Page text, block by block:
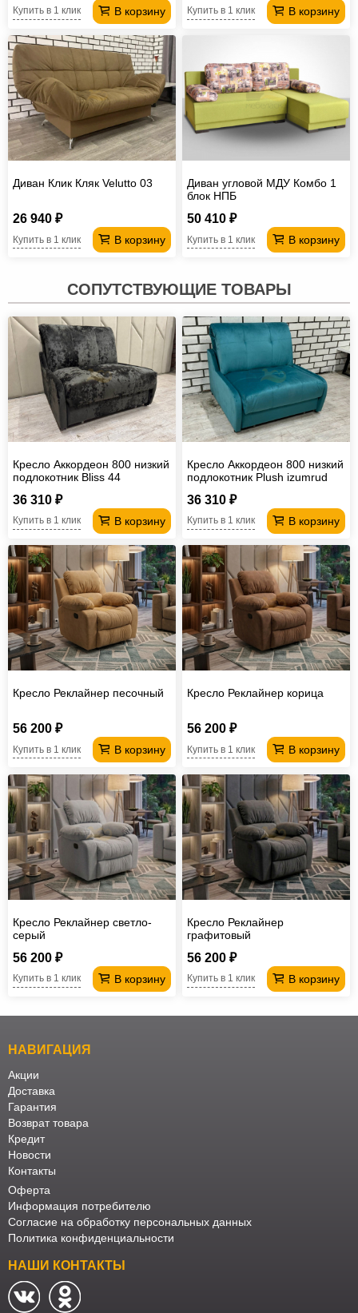
В корзину
Купить в 1 клик В корзину
Купить в 1 клик
Диван Клик Кляк Velutto 03
26 940 ₽
В корзину
Купить в 1 клик
Диван угловой МДУ Комбо 1
блок НПБ
50 410 ₽
В корзину
Купить в 1 клик
СОПУТСТВУЮЩИЕ ТОВАРЫ
Кресло Аккордеон 800 низкий
подлокотник Вliss 44
36 310 ₽
В корзину
Купить в 1 клик
Кресло Аккордеон 800 низкий
подлокотник Plush izumrud
36 310 ₽
В корзину
Купить в 1 клик
Кресло Реклайнер песочный
56 200 ₽
В корзину
Купить в 1 клик
Кресло Реклайнер корица
56 200 ₽
В корзину
Купить в 1 клик
Кресло Реклайнер светло-
серый
56 200 ₽
В корзину
Купить в 1 клик
Кресло Реклайнер
графитовый
56 200 ₽
В корзину
Купить в 1 клик
НАВИГАЦИЯ
Акции
Доставка
Гарантия
Возврат товара
Кредит
Новости
Контакты
Оферта
Информация потребителю
Согласие на обработку персональных данных
Политика конфиденциальности
НАШИ КОНТАКТЫ